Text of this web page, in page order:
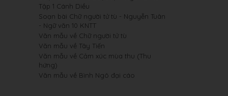
Tập 1 Cánh Diều
Soạn bài Chữ người tử tù - Nguyễn Tuân
- Ngữ văn 10 KNTT
Văn mẫu về Chữ người tử tù
Văn mẫu về Tây Tiến
Văn mẫu về Cảm xúc mùa thu (Thu
hứng)
Văn mẫu về Bình Ngô đại cáo